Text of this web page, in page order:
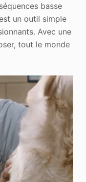
basse
un outil simple
Avec une
tout le monde